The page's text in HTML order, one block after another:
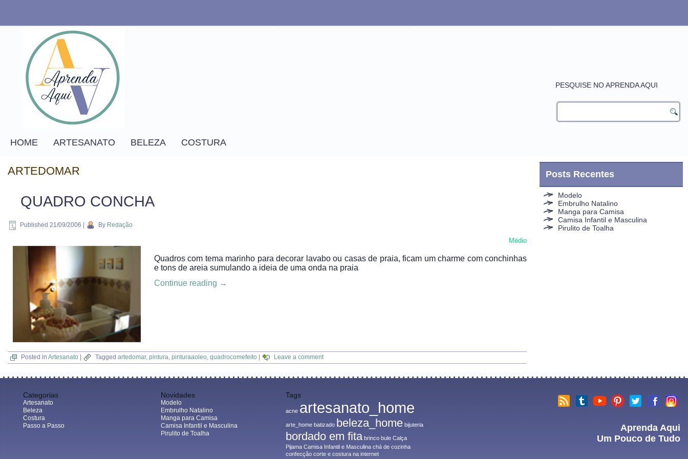
PESQUISE NO APRENDA AQUI
HOME ARTESANATO BELEZA COSTURA
ARTEDOMAR
QUADRO CONCHA
Published 21/09/2006 By Redação
Médio
Quadros com tema marinho para decorar lavabo ou casas de praia, ficam um charme com conchinhas
e tons de areia sumulando a ideia de uma onda na praia
Continue reading →
Posted in Artesanato Tagged artedomar, pintura, pinturaaoleo, quadrocomefeito Leave a comment
Posts Recentes
Modelo
Embrulho Natalino
Manga para Camisa
Camisa Infantil e Masculina
Pirulito de Toalha
Categorias
Artesanato
Beleza
Costura
Passo a Passo
Novidades
Modelo
Embrulho Natalino
Manga para Camisa
Camisa Infantil e Masculina
Pirulito de Toalha
Tags
acne artesanato_home
arte_home batizado beleza_home bijuteria
bordado em fita brinco bule Calça
Pijama Camisa Infantil e Masculina chá de cozinha
confecção corte e costura na internet
Aprenda Aqui
Um Pouco de Tudo